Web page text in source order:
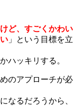
ど、すごくかわい
」という目標を立
ハッキリする。
のアプローチが必
なるだろうから、